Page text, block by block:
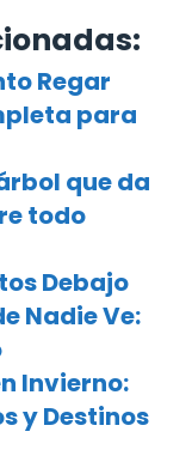
Regar
para
que da
todo
Debajo
Nadie Ve:
Invierno:
y Destinos